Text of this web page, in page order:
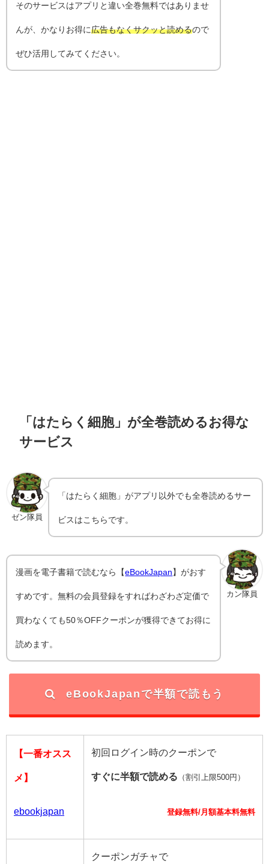
そのサービスはアプリと違い全巻無料ではありませ
んが、かなりお得に広告もなくサクッと読めるので
ぜひ活用してみてください。
「はたらく細胞」が全巻読めるお得な
サービス
ゼン隊員
「はたらく細胞」がアプリ以外でも全巻読めるサー
ビスはこちらです。
カン隊員
漫画を電子書籍で読むなら【eBookJapan 】がおす
すめです。無料の会員登録をすればわざわざ定価で
買わなくても50％OFFクーポンが獲得できてお得に
読めます。
eBookJapanで半額で読もう
【一番オスス
メ】
ebookjapan
初回ログイン時のクーポンで
すぐに半額で読める （割引上限500円）
登録無料/月額基本料無料
クーポンガチャで